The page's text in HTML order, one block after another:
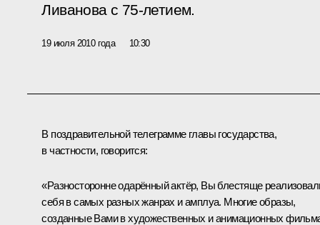
Ливанова с 75-летием.
19 июля 2010 года 10:30
В поздравительной телеграмме главы государства,
в частности, говорится:
«Разносторонне одарённый актёр, Вы блестяще
себя в самых разных жанрах и амплуа. Многие образы,
созданные Вами в художественных и анимационных